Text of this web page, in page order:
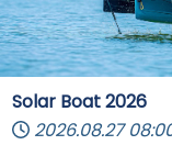
Solar Boat 2026
2026.08.27